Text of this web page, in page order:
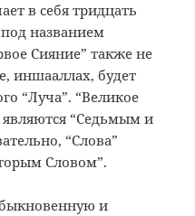
в себя тридцать
названием
Сияние” также не
иншааллах, будет
“Луча”. “Великое
“Седьмым и
“Слова”
Словом”.
и